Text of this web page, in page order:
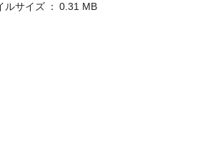
ルサイズ
0.31 MB